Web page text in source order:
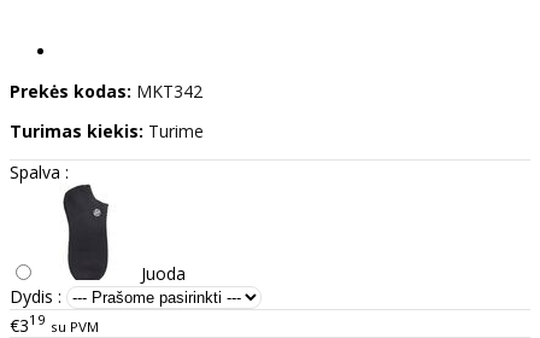
Prekės kodas: MKT342
Turimas kiekis: Turime
Spalva :
Juoda
Dydis :
€319 su PVM